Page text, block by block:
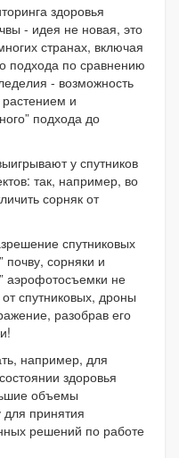
здоровья
- идея не новая, это
странах, включая
подхода по сравнению
- возможность
и
подхода до
у спутников
так, например, во
сорняк от
спутниковых
сорняки и
аэрофотосъемки не
спутниковых, дроны
разобрав его
например, для
здоровья
объемы
принятия
решений по работе